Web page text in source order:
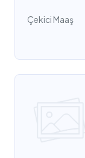
Çekici Maaş